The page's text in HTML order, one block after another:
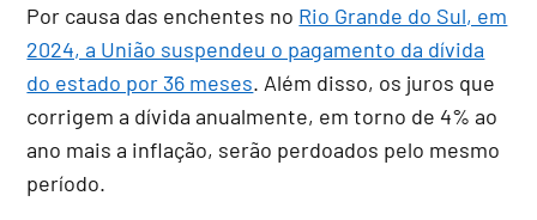
Por causa das enchentes no Rio Grande do Sul, em
2024, a União suspendeu o pagamento da dívida
do estado por 36 meses. Além disso, os juros que
corrigem a dívida anualmente, em torno de 4% ao
ano mais a inflação, serão perdoados pelo mesmo
período.